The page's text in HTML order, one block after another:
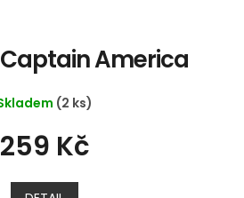
America
(2 ks)
259 Kč